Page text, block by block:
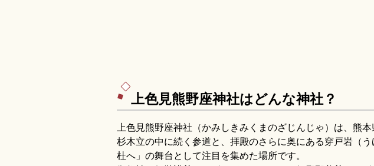
上色見熊野座神社はどんな神社？
上色見熊野座神社（かみしきみくまのざじんじゃ）は、熊本
杉木立の中に続く参道と、拝殿のさらに奥にある穿戸岩（
杜へ」の舞台として注目を集めた場所です。